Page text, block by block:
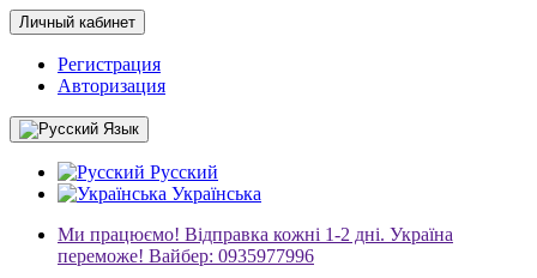
Личный кабинет
Регистрация
Авторизация
Язык
Русский
Українська
Ми працюємо! Відправка кожні 1-2 дні. Україна
переможе! Вайбер: 0935977996